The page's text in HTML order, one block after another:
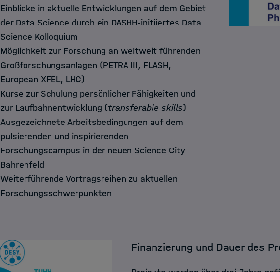
Einblicke in aktuelle Entwicklungen auf dem Gebiet
der Data Science durch ein DASHH-initiiertes Data
Science Kolloquium
Möglichkeit zur Forschung an weltweit führenden
Großforschungsanlagen (PETRA III, FLASH,
European XFEL, LHC)
Kurse zur Schulung persönlicher Fähigkeiten und
zur Laufbahnentwicklung (transferable skills)
Ausgezeichnete Arbeitsbedingungen auf dem
pulsierenden und inspirierenden
Forschungscampus in der neuen Science City
Bahrenfeld
Weiterführende Vortragsreihen zu aktuellen
Forschungsschwerpunkten
Finanzierung und Dauer des